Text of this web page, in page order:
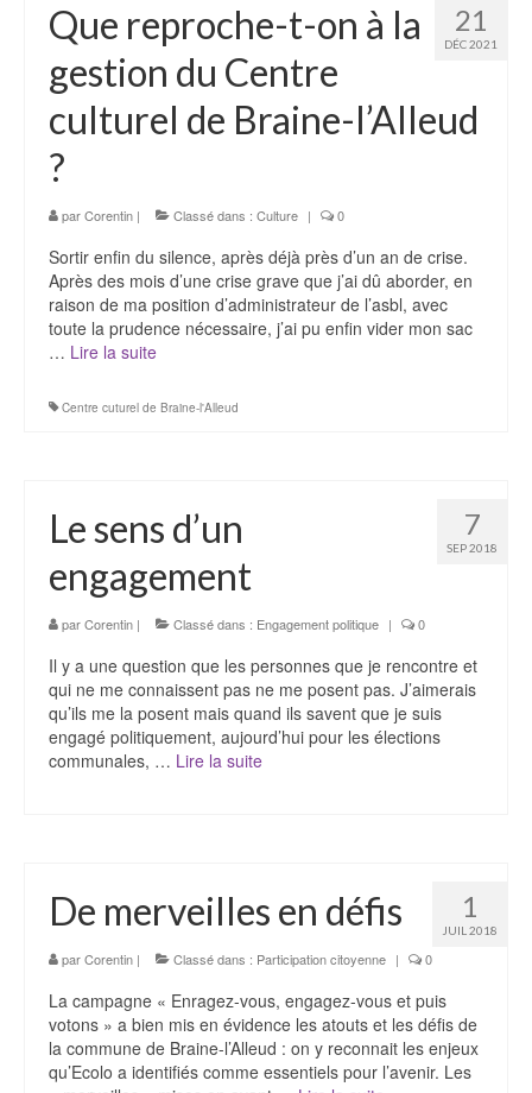
21
DÉC 2021
Que reproche-t-on à la
gestion du Centre
culturel de Braine-l’Alleud
?
parCorentin | Classé dans : Culture | 0
Sortir enfin du silence, après déjà près d’un an de crise.
Après des mois d’une crise grave que j’ai dû aborder, en
raison de ma position d’administrateur de l’asbl, avec
toute la prudence nécessaire, j’ai pu enfin vider mon sac
… Lire la suite­­
Centre cuturel de Braine-l'Alleud
7
SEP 2018
Le sens d’un
engagement
parCorentin | Classé dans : Engagement politique | 0
Il y a une question que les personnes que je rencontre et
qui ne me connaissent pas ne me posent pas. J’aimerais
qu’ils me la posent mais quand ils savent que je suis
engagé politiquement, aujourd’hui pour les élections
communales, … Lire la suite­­
1
JUIL 2018
De merveilles en défis
parCorentin | Classé dans : Participation citoyenne | 0
La campagne « Enragez-vous, engagez-vous et puis
votons » a bien mis en évidence les atouts et les défis de
la commune de Braine-l’Alleud : on y reconnait les enjeux
qu’Ecolo a identifiés comme essentiels pour l’avenir. Les